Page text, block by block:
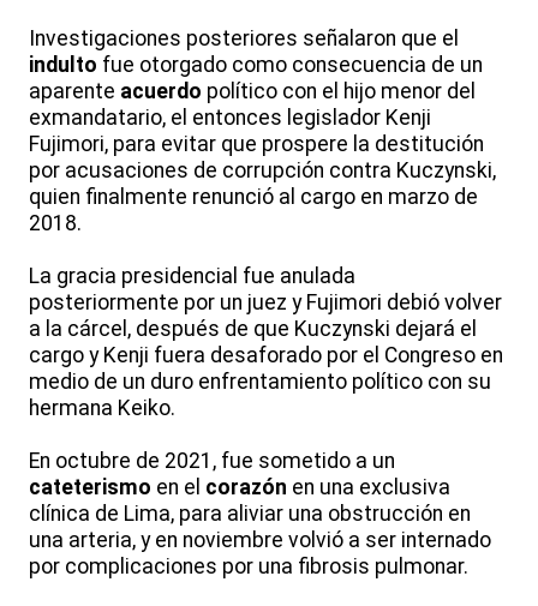
Investigaciones posteriores señalaron que el
indulto fue otorgado como consecuencia de un
aparente acuerdo político con el hijo menor del
exmandatario, el entonces legislador Kenji
Fujimori, para evitar que prospere la destitución
por acusaciones de corrupción contra Kuczynski,
quien finalmente renunció al cargo en marzo de
2018.
La gracia presidencial fue anulada
posteriormente por un juez y Fujimori debió volver
a la cárcel, después de que Kuczynski dejará el
cargo y Kenji fuera desaforado por el Congreso en
medio de un duro enfrentamiento político con su
hermana Keiko.
En octubre de 2021, fue sometido a un
cateterismo en el corazón en una exclusiva
clínica de Lima, para aliviar una obstrucción en
una arteria, y en noviembre volvió a ser internado
por complicaciones por una fibrosis pulmonar.